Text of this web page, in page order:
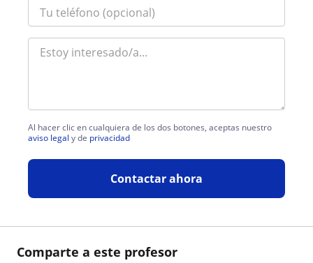
Comparte a este profesor
Al hacer clic en cualquiera de los dos botones, aceptas nuestro
aviso legal y de privacidad
Contactar ahora